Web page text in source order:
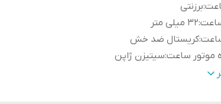
:برزنتی
:32 میلی متر
:کریستال ضد خش
موتور ساعت:سیتیزن ژاپن